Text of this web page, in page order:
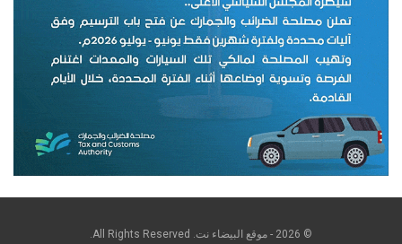
© 2026 - موقع البيضاء نت. All Rights Reserved.